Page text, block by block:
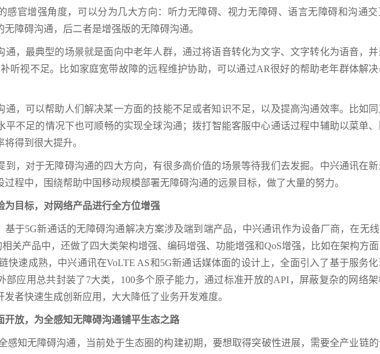
感官增强角度，可以分为几大方向：听力无障碍、视力无障碍、语言无障碍和沟通
障碍沟通，后二者是增强版的无障碍沟通。
通，最典型的场景就是面向中老年人群，通过将语音转化为文字、文字转化为语音，
听视不足。比如家庭宽带故障的远程维护协助，可以通过AR很好的帮助老年群体解
通，可以帮助人们解决某一方面的技能不足或者知识不足，以及提高沟通效率。比如
平不足的情况下也可顺畅的实现全球沟通；拨打智能客服中心通话过程中辅助以菜单
得到很大提升。
到，对于无障碍沟通的四大方向，有很多高价值的场景等待我们去发掘。中兴通讯在
过程中，围绕帮助中国移动规模部署无障碍沟通的远景目标，做了大量的努力。
为目标，对网络产品进行全方位增强
基于5G新通话的无障碍沟通解决方案涉及端到端产品，中兴通讯作为设备厂商，在无
关产品中，还做了四大类架构增强、编码增强、功能增强和QoS增强，比如在架构方
快速成熟，中兴通讯在VoLTE AS和5G新通话媒体面的设计上，全面引入了基于服务
部应用总共封装了7大类，100多个原子能力，通过标准开放的API，屏蔽复杂的网络
者快速生成创新应用，大大降低了业务开发难度。
开放，为全感知无障碍沟通铺平生态之路
感知无障碍沟通，当前处于生态圈的构建初期，要想取得突破性进展，需要全产业链